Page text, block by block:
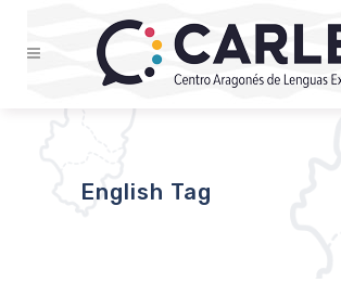
English Tag